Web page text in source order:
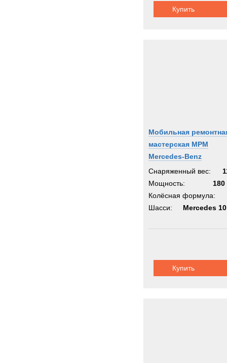
Купить
Мобильная
мастерская МРМ
Mercedes-Benz
Снаряженный вес:
Мощность:
180
Колёсная формула:
Шасси:
Mercedes
Купить